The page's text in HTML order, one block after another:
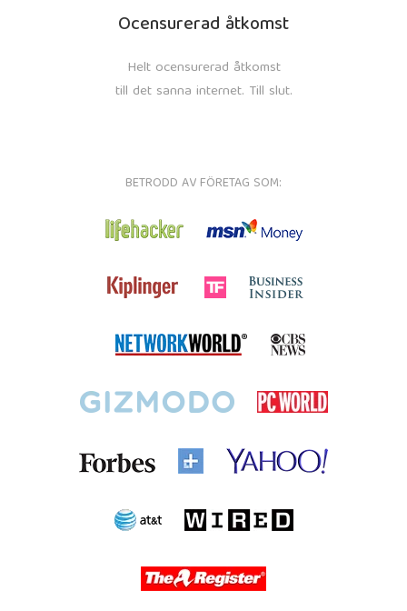
Ocensurerad åtkomst
Helt ocensurerad åtkomst
till det sanna internet. Till slut.
BETRODD AV FÖRETAG SOM: